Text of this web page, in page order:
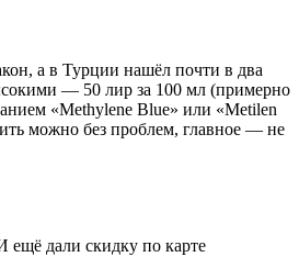
а в Турции нашёл почти в два
— 50 лир за 100 мл (примерно
«Methylene Blue» или «Metilen
можно без проблем, главное — не
ещё дали скидку по карте